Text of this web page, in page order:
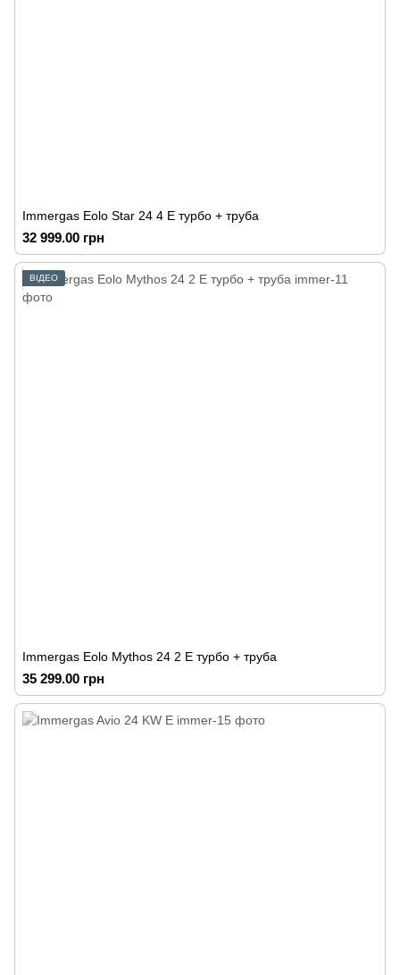
Immergas Eolo Star 24 4 E турбо + труба
32 999.00 грн
ВІДЕО
Immergas Eolo Mythos 24 2 E турбо + труба
35 299.00 грн